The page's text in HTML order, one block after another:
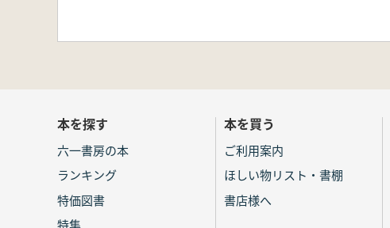
本を探す
六一書房の本
ランキング
特価図書
本を買う
ご利用案内
ほしい物リスト・書棚
書店様へ